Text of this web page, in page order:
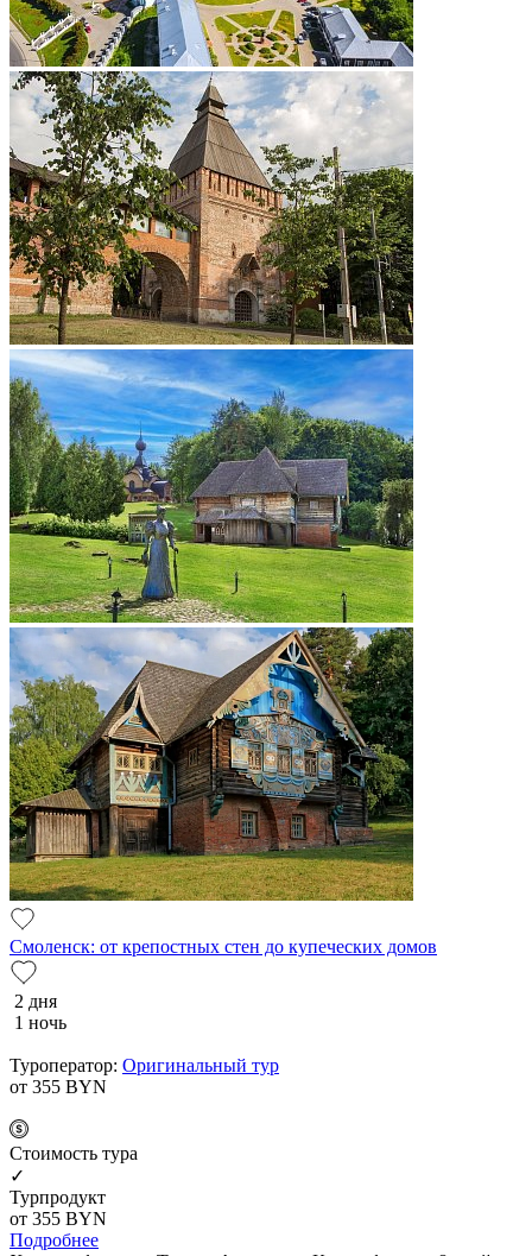
Смоленск: от крепостных стен до купеческих домов
2 дня
1 ночь
Туроператор: Оригинальный тур
от 355 BYN
Cтоимость тура
✓
Турпродукт
от 355 BYN
Подробнее